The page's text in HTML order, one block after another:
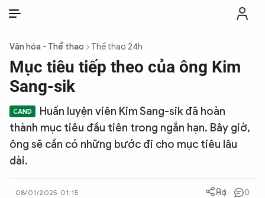
THỜI SỰ
CHỐNG DIỄN BIẾN HÒA BÌNH
CÔNG AN TRONG LÒNG DÂN
Văn hóa - Thể thao Thể thao 24h
Mục tiêu tiếp theo của ông Kim
Sang-sik
Huấn luyện viên Kim Sang-sik đã hoàn
thành mục tiêu đầu tiên trong ngắn hạn. Bây giờ,
ông sẽ cần có những bước đi cho mục tiêu lâu
dài.
08/01/2025 01:15 0